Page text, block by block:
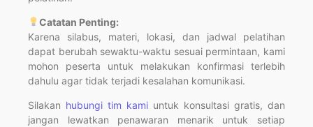
Catatan Penting:
Karena silabus, materi, lokasi, dan jadwal pelatihan
dapat berubah sewaktu-waktu sesuai permintaan, kami
mohon peserta untuk melakukan konfirmasi terlebih
dahulu agar tidak terjadi kesalahan komunikasi.
Silakan hubungi tim kami untuk konsultasi gratis, dan
jangan lewatkan penawaran menarik untuk setiap